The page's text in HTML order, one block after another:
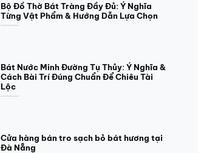
Bộ Đồ Thờ Bát Tràng Đầy Đủ: Ý Nghĩa
Từng Vật Phẩm & Hướng Dẫn Lựa Chọn
Bát Nước Minh Đường Tụ Thủy: Ý Nghĩa &
Cách Bài Trí Đúng Chuẩn Để Chiêu Tài
Lộc
Cửa hàng bán tro sạch bỏ bát hương tại
Đà Nẵng